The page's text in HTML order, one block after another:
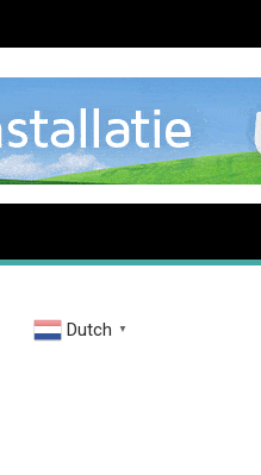
Zenderstraat
Dutch ▼